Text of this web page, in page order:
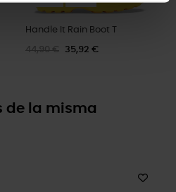
Handle It Rain Boot T
44,90 € 35,92 €
de la misma